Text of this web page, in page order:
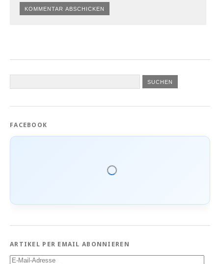
FACEBOOK
ARTIKEL PER EMAIL ABONNIEREN
E-